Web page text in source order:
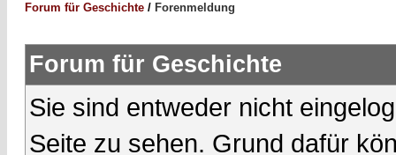
Forum für Geschichte / Forenmeldung
Forum für Geschichte
Sie sind entweder nicht
Seite zu sehen. Grund dafür